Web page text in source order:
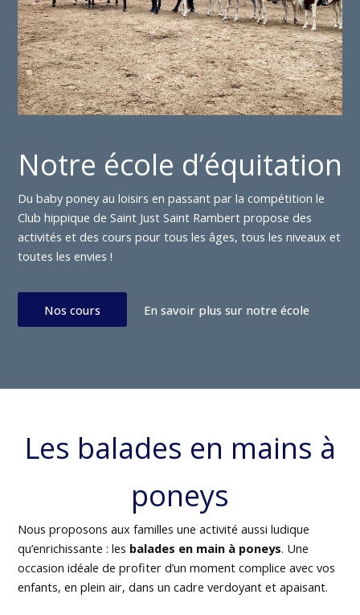
Notre école d’équitation
Du baby poney au loisirs en passant par la compétition le
Club hippique de Saint Just Saint Rambert propose des
activités et des cours pour tous les âges, tous les niveaux et
toutes les envies !
Nos cours En savoir plus sur notre école
Les balades en mains à
poneys
Nous proposons aux familles une activité aussi ludique
qu’enrichissante : les balades en main à poneys. Une
occasion idéale de profiter d’un moment complice avec vos
enfants, en plein air, dans un cadre verdoyant et apaisant.